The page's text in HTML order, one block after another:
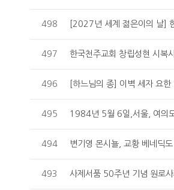
498
497 한국천주교회 창립성현 시
496
495
494
493